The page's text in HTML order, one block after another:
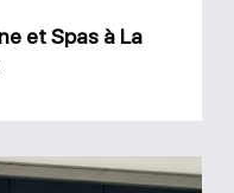
et Spas à La